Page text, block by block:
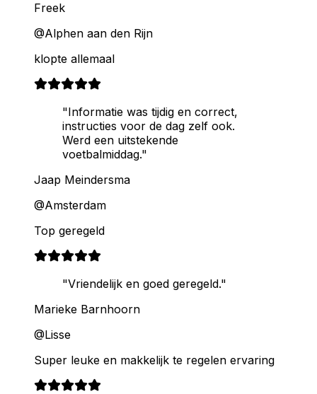
Freek
@Alphen aan den Rijn
klopte allemaal
"Informatie was tijdig en correct,
instructies voor de dag zelf ook.
Werd een uitstekende
voetbalmiddag."
Jaap Meindersma
@Amsterdam
Top geregeld
"Vriendelijk en goed geregeld."
Marieke Barnhoorn
@Lisse
Super leuke en makkelijk te regelen ervaring